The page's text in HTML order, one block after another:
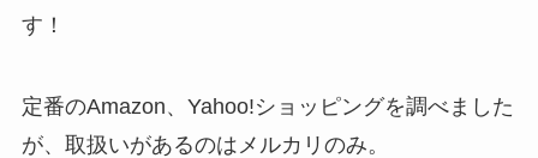
す！
定番のAmazon、Yahoo!ショッピングを調べました
が、取扱いがあるのはメルカリのみ。